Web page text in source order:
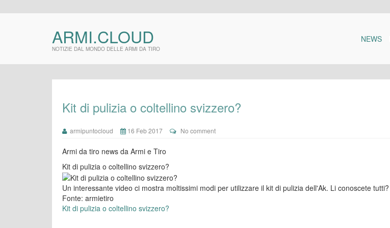
ARMI.CLOUD
NOTIZIE DAL MONDO DELLE ARMI DA TIRO
NEWS
Kit di pulizia o coltellino svizzero?
armipuntocloud 16 Feb 2017 No comment
Armi da tiro news da Armi e Tiro
Kit di pulizia o coltellino svizzero?
Un interessante video ci mostra moltissimi modi per utilizzare il kit di pulizia dell'Ak. Li conoscete tutti?
Fonte: armietiro
Kit di pulizia o coltellino svizzero?